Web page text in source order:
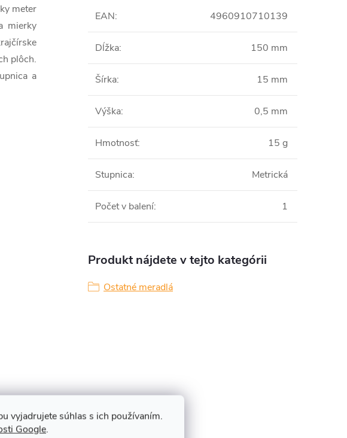
vyjadrujete súhlas s ich používaním.
Google.
meter
mierky
plôch.
a
EAN: 4960910710139
Dĺžka: 150 mm
Šírka: 15 mm
Výška: 0,5 mm
Hmotnosť: 15 g
Stupnica: Metrická
Počet v balení: 1
Produkt nájdete v tejto kategórii
Ostatné meradlá